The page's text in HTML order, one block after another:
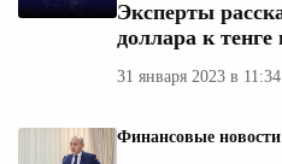
Эксперты
доллара к тенге
31 января 2023 в 11:34
Финансовые новости